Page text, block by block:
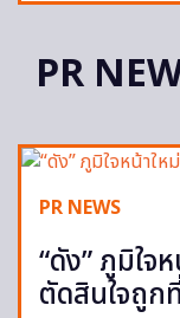
PR
PR NEWS
“ดัง” ภูมิใจ
ตัดสินใจถูก